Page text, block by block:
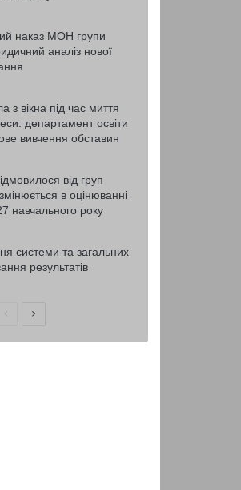
наказ МОН групи
аналіз нової
з вікна під час миття
департамент освіти
вивчення обставин
від груп
в оцінюванні
навчального року
системи та загальних
результатів
ПопередняНаступна